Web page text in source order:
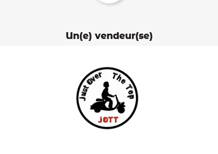
Un(e) vendeur(se)